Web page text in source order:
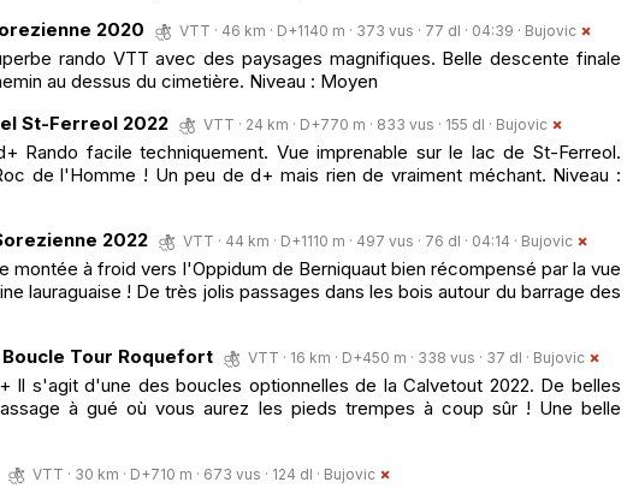
2020
VTT · 46 km · D+1140 m · 373 vus · 77 dl · 04:39 · Bujovic
rando VTT avec des paysages magnifiques. Belle descente finale
au dessus du cimetière. Niveau : Moyen
St-Ferreol 2022
VTT · 24 km · D+770 m · 833 vus · 155 dl · Bujovic
Rando facile techniquement. Vue imprenable sur le lac de St-Ferreol.
de l'Homme ! Un peu de d+ mais rien de vraiment méchant. Niveau :
2022
VTT · 44 km · D+1110 m · 497 vus · 76 dl · 04:14 · Bujovic
montée à froid vers l'Oppidum de Berniquaut bien récompensé par la vue
lauraguaise ! De très jolis passages dans les bois autour du barrage des
Tour Roquefort
VTT · 16 km · D+450 m · 338 vus · 37 dl · Bujovic
Il s'agit d'une des boucles optionnelles de la Calvetout 2022. De belles
à gué où vous aurez les pieds trempes à coup sûr ! Une belle
VTT · 30 km · D+710 m · 673 vus · 124 dl · Bujovic